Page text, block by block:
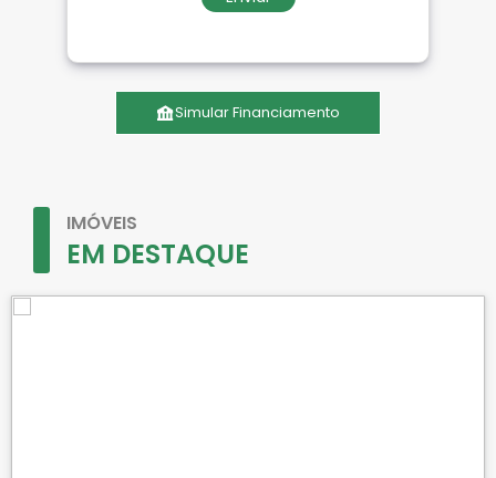
Simular Financiamento
IMÓVEIS
EM DESTAQUE